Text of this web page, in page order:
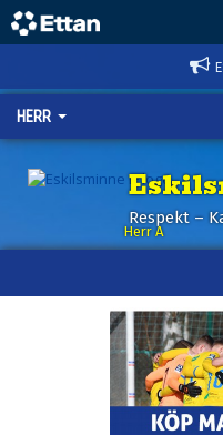
HERR
Respekt –
Herr A